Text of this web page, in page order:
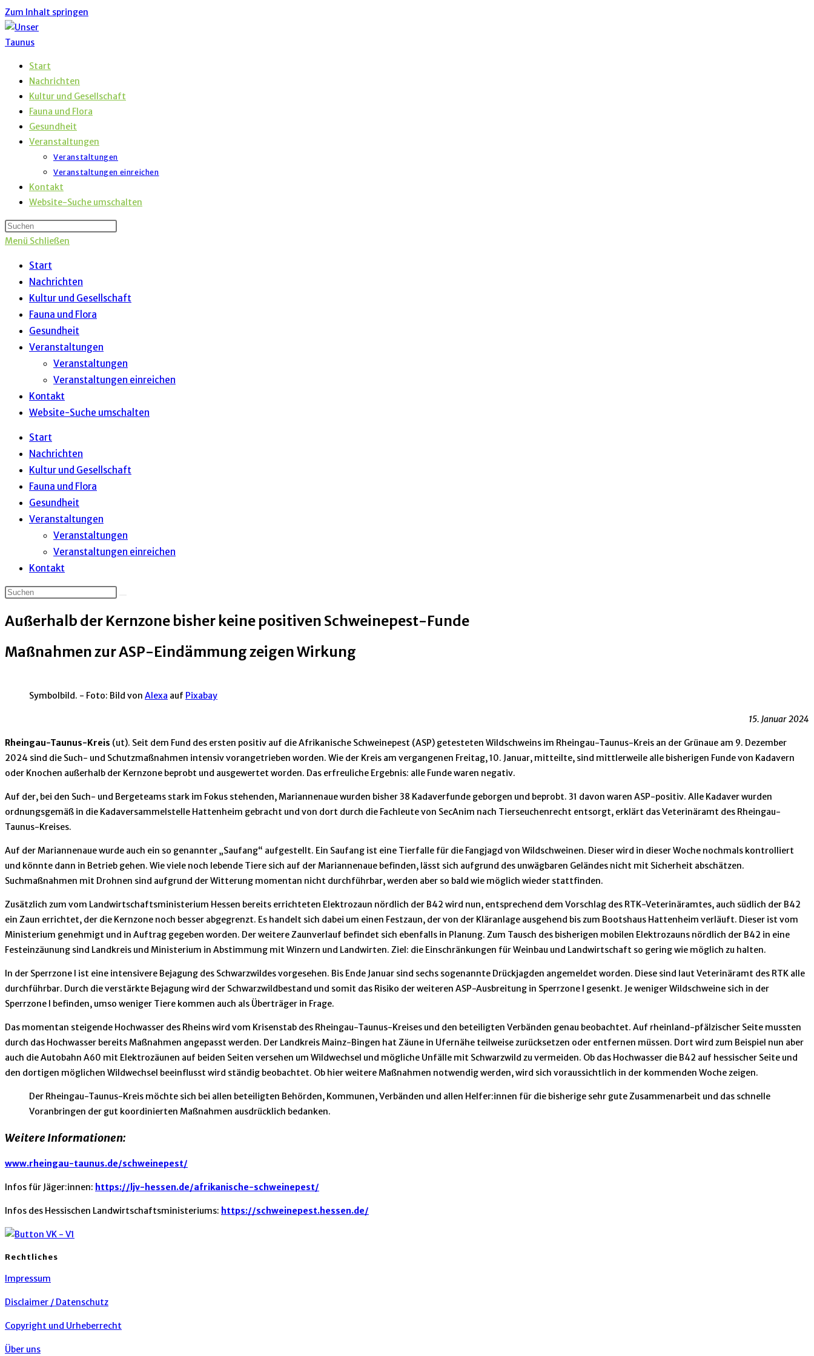
Zum Inhalt springen
Start
Nachrichten
Kultur und Gesellschaft
Fauna und Flora
Gesundheit
Veranstaltungen
Veranstaltungen
Veranstaltungen einreichen
Kontakt
Website-Suche umschalten
Menü Schließen
Start
Nachrichten
Kultur und Gesellschaft
Fauna und Flora
Gesundheit
Veranstaltungen
Veranstaltungen
Veranstaltungen einreichen
Kontakt
Website-Suche umschalten
Start
Nachrichten
Kultur und Gesellschaft
Fauna und Flora
Gesundheit
Veranstaltungen
Veranstaltungen
Veranstaltungen einreichen
Kontakt
Außerhalb der Kernzone bisher keine positiven Schweinepest-Funde
Maßnahmen zur ASP-Eindämmung zeigen Wirkung
Symbolbild. - Foto: Bild von Alexa auf Pixabay
15. Januar 2024
Rheingau-Taunus-Kreis (ut). Seit dem Fund des ersten positiv auf die Afrikanische Schweinepest (ASP) getesteten Wildschweins im Rheingau-Taunus-Kreis an der Grünaue am 9. Dezember
2024 sind die Such- und Schutzmaßnahmen intensiv vorangetrieben worden. Wie der Kreis am vergangenen Freitag, 10. Januar, mitteilte, sind mittlerweile alle bisherigen Funde von Kadavern
oder Knochen außerhalb der Kernzone beprobt und ausgewertet worden. Das erfreuliche Ergebnis: alle Funde waren negativ.
Auf der, bei den Such- und Bergeteams stark im Fokus stehenden, Mariannenaue wurden bisher 38 Kadaverfunde geborgen und beprobt. 31 davon waren ASP-positiv. Alle Kadaver wurden
ordnungsgemäß in die Kadaversammelstelle Hattenheim gebracht und von dort durch die Fachleute von SecAnim nach Tierseuchenrecht entsorgt, erklärt das Veterinäramt des Rheingau-
Taunus-Kreises.
Auf der Mariannenaue wurde auch ein so genannter „Saufang“ aufgestellt. Ein Saufang ist eine Tierfalle für die Fangjagd von Wildschweinen. Dieser wird in dieser Woche nochmals kontrolliert
und könnte dann in Betrieb gehen. Wie viele noch lebende Tiere sich auf der Mariannenaue befinden, lässt sich aufgrund des unwägbaren Geländes nicht mit Sicherheit abschätzen.
Suchmaßnahmen mit Drohnen sind aufgrund der Witterung momentan nicht durchführbar, werden aber so bald wie möglich wieder stattfinden.
Zusätzlich zum vom Landwirtschaftsministerium Hessen bereits errichteten Elektrozaun nördlich der B42 wird nun, entsprechend dem Vorschlag des RTK-Veterinäramtes, auch südlich der B42
ein Zaun errichtet, der die Kernzone noch besser abgegrenzt. Es handelt sich dabei um einen Festzaun, der von der Kläranlage ausgehend bis zum Bootshaus Hattenheim verläuft. Dieser ist vom
Ministerium genehmigt und in Auftrag gegeben worden. Der weitere Zaunverlauf befindet sich ebenfalls in Planung. Zum Tausch des bisherigen mobilen Elektrozauns nördlich der B42 in eine
Festeinzäunung sind Landkreis und Ministerium in Abstimmung mit Winzern und Landwirten. Ziel: die Einschränkungen für Weinbau und Landwirtschaft so gering wie möglich zu halten.
In der Sperrzone I ist eine intensivere Bejagung des Schwarzwildes vorgesehen. Bis Ende Januar sind sechs sogenannte Drückjagden angemeldet worden. Diese sind laut Veterinäramt des RTK alle
durchführbar. Durch die verstärkte Bejagung wird der Schwarzwildbestand und somit das Risiko der weiteren ASP-Ausbreitung in Sperrzone I gesenkt. Je weniger Wildschweine sich in der
Sperrzone I befinden, umso weniger Tiere kommen auch als Überträger in Frage.
Das momentan steigende Hochwasser des Rheins wird vom Krisenstab des Rheingau-Taunus-Kreises und den beteiligten Verbänden genau beobachtet. Auf rheinland-pfälzischer Seite mussten
durch das Hochwasser bereits Maßnahmen angepasst werden. Der Landkreis Mainz-Bingen hat Zäune in Ufernähe teilweise zurücksetzen oder entfernen müssen. Dort wird zum Beispiel nun aber
auch die Autobahn A60 mit Elektrozäunen auf beiden Seiten versehen um Wildwechsel und mögliche Unfälle mit Schwarzwild zu vermeiden. Ob das Hochwasser die B42 auf hessischer Seite und
den dortigen möglichen Wildwechsel beeinflusst wird ständig beobachtet. Ob hier weitere Maßnahmen notwendig werden, wird sich voraussichtlich in der kommenden Woche zeigen.
Der Rheingau-Taunus-Kreis möchte sich bei allen beteiligten Behörden, Kommunen, Verbänden und allen Helfer:innen für die bisherige sehr gute Zusammenarbeit und das schnelle
Voranbringen der gut koordinierten Maßnahmen ausdrücklich bedanken.
Weitere Informationen:
www.rheingau-taunus.de/schweinepest/
Infos für Jäger:innen: https://ljv-hessen.de/afrikanische-schweinepest/
Infos des Hessischen Landwirtschaftsministeriums: https://schweinepest.hessen.de/
Rechtliches
Impressum
Disclaimer / Datenschutz
Copyright und Urheberrecht
Über uns